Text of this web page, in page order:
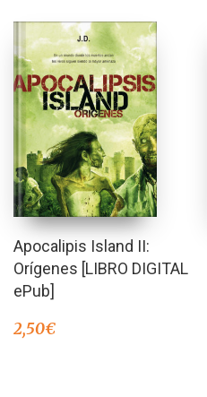
Apocalipis Island II:
Orígenes [LIBRO DIGITAL
ePub]
2,50€